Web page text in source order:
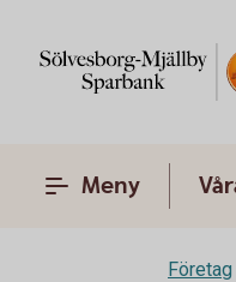
Meny
Företag